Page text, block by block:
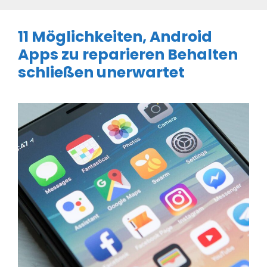
11 Möglichkeiten, Android
Apps zu reparieren Behalten
schließen unerwartet